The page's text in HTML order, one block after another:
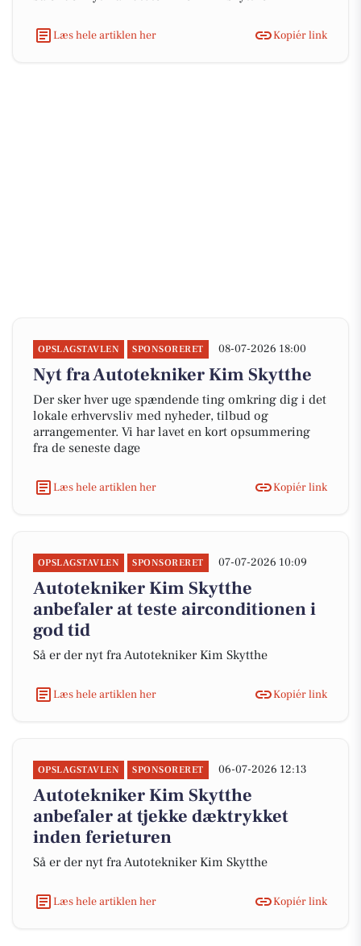
Læs hele artiklen her Kopiér link
OPSLAGSTAVLEN SPONSORERET 08-07-2026 18:00
Nyt fra Autotekniker Kim Skytthe
Der sker hver uge spændende ting omkring dig i det
lokale erhvervsliv med nyheder, tilbud og
arrangementer. Vi har lavet en kort opsummering
fra de seneste dage
Læs hele artiklen her Kopiér link
OPSLAGSTAVLEN SPONSORERET 07-07-2026 10:09
Autotekniker Kim Skytthe
anbefaler at teste airconditionen i
god tid
Så er der nyt fra Autotekniker Kim Skytthe
Læs hele artiklen her Kopiér link
OPSLAGSTAVLEN SPONSORERET 06-07-2026 12:13
Autotekniker Kim Skytthe
anbefaler at tjekke dæktrykket
inden ferieturen
Så er der nyt fra Autotekniker Kim Skytthe
Læs hele artiklen her Kopiér link